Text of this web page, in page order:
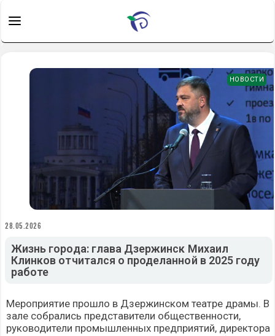
НОВОСТИ
28.05.2026
Жизнь города: глава Дзержинск Михаил
Клинков отчитался о проделанной в 2025 году
работе
Мероприятие прошло в Дзержинском театре драмы. В
зале собрались представители общественности,
руководители промышленных предприятий, директора